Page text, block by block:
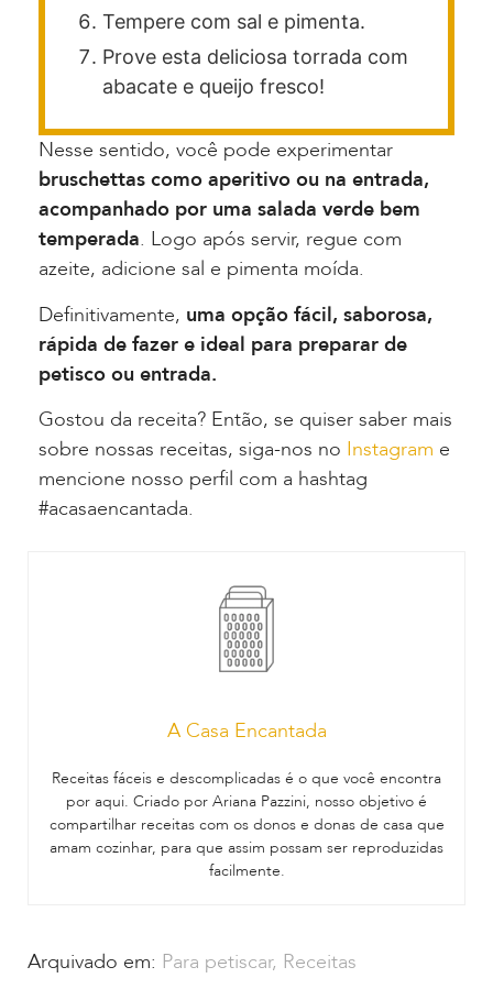
Tempere com sal e pimenta.
Prove esta deliciosa torrada com
abacate e queijo fresco!
Nesse sentido, você pode experimentar
bruschettas como aperitivo ou na entrada,
acompanhado por uma salada verde bem
temperada. Logo após servir, regue com
azeite, adicione sal e pimenta moída.
Definitivamente, uma opção fácil, saborosa,
rápida de fazer e ideal para preparar de
petisco ou entrada.
Gostou da receita? Então, se quiser saber mais
sobre nossas receitas, siga-nos no Instagram e
mencione nosso perfil com a hashtag
#acasaencantada.
A Casa Encantada
Receitas fáceis e descomplicadas é o que você encontra
por aqui. Criado por Ariana Pazzini, nosso objetivo é
compartilhar receitas com os donos e donas de casa que
amam cozinhar, para que assim possam ser reproduzidas
facilmente.
Arquivado em: Para petiscar, Receitas